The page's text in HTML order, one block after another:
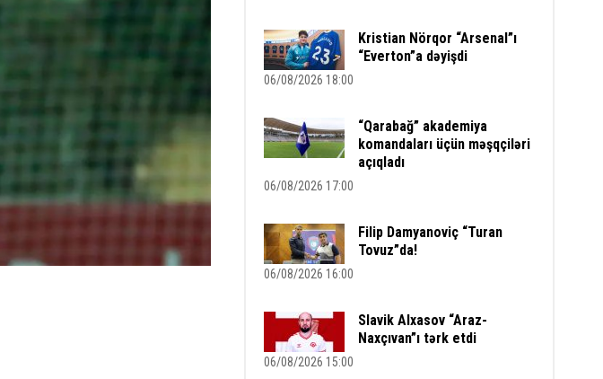
Kristian Nörqor “Arsenal”ı
“Everton”a dəyişdi
06/08/2026 18:00
“Qarabağ” akademiya
komandaları üçün məşqçiləri
açıqladı
06/08/2026 17:00
Filip Damyanoviç “Turan
Tovuz”da!
06/08/2026 16:00
Slavik Alxasov “Araz-
Naxçıvan”ı tərk etdi
06/08/2026 15:00